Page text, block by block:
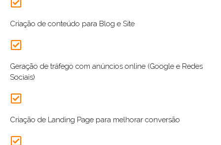
Criação de conteúdo para Blog e Site
Geração de tráfego com anúncios online (Google e Redes
Sociais)
Criação de Landing Page para melhorar conversão